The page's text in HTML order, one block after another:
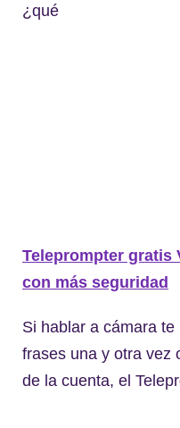
¿qué
Teleprompter gratis
con más seguridad
Si hablar a cámara
frases una y otra vez
de la cuenta, el